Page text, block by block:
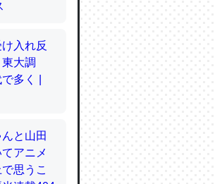
分はエビ
てるので
使わずキ